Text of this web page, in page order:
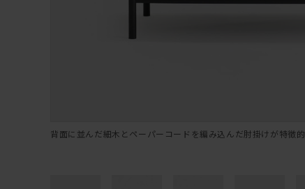
背面に並んだ細木とペーパーコードを編み込んだ肘掛けが特徴的